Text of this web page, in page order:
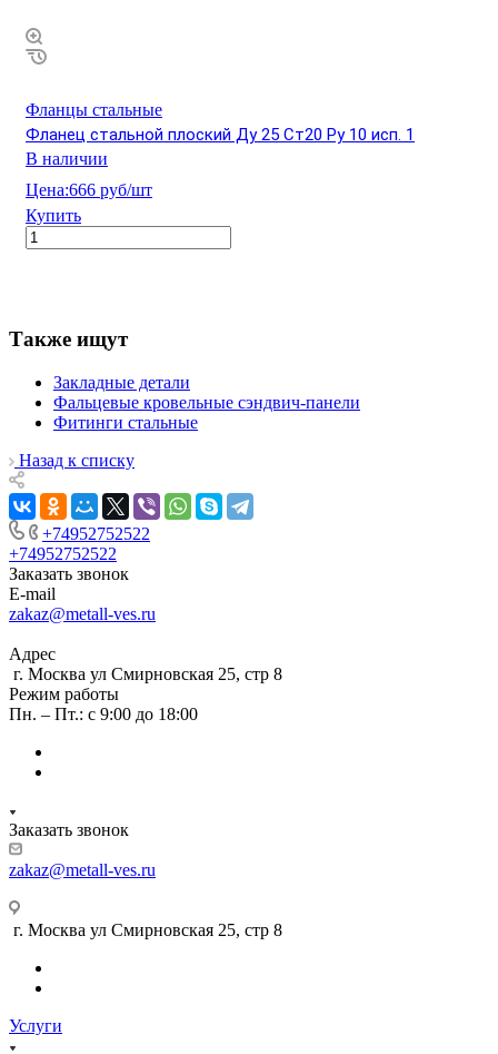
Фланцы стальные
Фланец стальной плоский Ду 25 Ст20 Ру 10 исп. 1
В наличии
Цена:666 руб/шт
Купить
Также ищут
Закладные детали
Фальцевые кровельные сэндвич-панели
Фитинги стальные
Назад к списку
+74952752522
+74952752522
Заказать звонок
E-mail
zakaz@metall-ves.ru
Адрес
г. Москва ул Смирновская 25, стр 8
Режим работы
Пн. – Пт.: с 9:00 до 18:00
Заказать звонок
zakaz@metall-ves.ru
г. Москва ул Смирновская 25, стр 8
Услуги